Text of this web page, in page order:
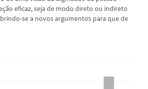
eficaz, seja de modo direto ou indireto
se a novos argumentos para que de